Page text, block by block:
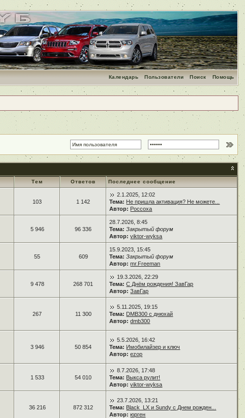
Помощь
Поиск
Пользователи
Календарь
Тем Ответов Последнее сообщение
103 1 142
2.1.2025, 12:02
Тема: Не пришла активация? Не можете...
Автор: Россоха
5 946 96 336
28.7.2026, 8:45
Тема: Закрытый форум
Автор: viktor-wyksa
55 609
15.9.2023, 15:45
Тема: Закрытый форум
Автор: mr.Freeman
9 478 268 701
19.3.2026, 22:29
Тема: С Днём рождения! ЗавГар
Автор: ЗавГар
267 11 300
5.11.2025, 19:15
Тема: DMB300 с днюхай
Автор: dmb300
3 946 50 854
5.5.2026, 16:42
Тема: Имобилайзер и ключ
Автор: ezop
1 533 54 010
8.7.2026, 17:48
Тема: Выкса рулит!
Автор: viktor-wyksa
36 216 872 312
23.7.2026, 13:21
Тема: Black_LX и Sundy с Днем рожден...
Автор: юрген